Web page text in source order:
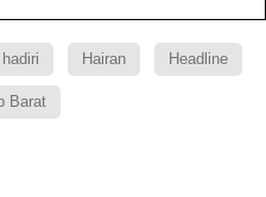
hadiri Hairan Headline
Barat